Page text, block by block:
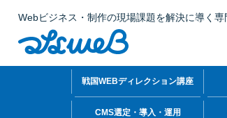
Webビジネス・制作の現場課題を解決に導く専
戦国WEBディレクション講座
CMS選定・導入・運用